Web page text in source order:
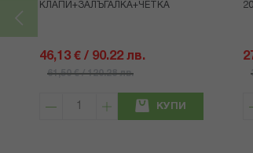
КЛАПИ+ЗАЛЪГАЛКА+ЧЕТКА
46,13 € / 90.22 лв.
61,50 € / 120.28 лв.
КУПИ